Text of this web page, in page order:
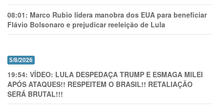
08:01: Marco Rubio lidera manobra dos EUA para beneficiar
Flávio Bolsonaro e prejudicar reeleição de Lula
5/8/2026
19:54: VÍDEO: LULA DESPEDAÇA TRUMP E ESMAGA MILEI
APÓS ATAQUES!! RESPEITEM O BRASIL!! RETALIAÇÃO
SERÁ BRUTAL!!!